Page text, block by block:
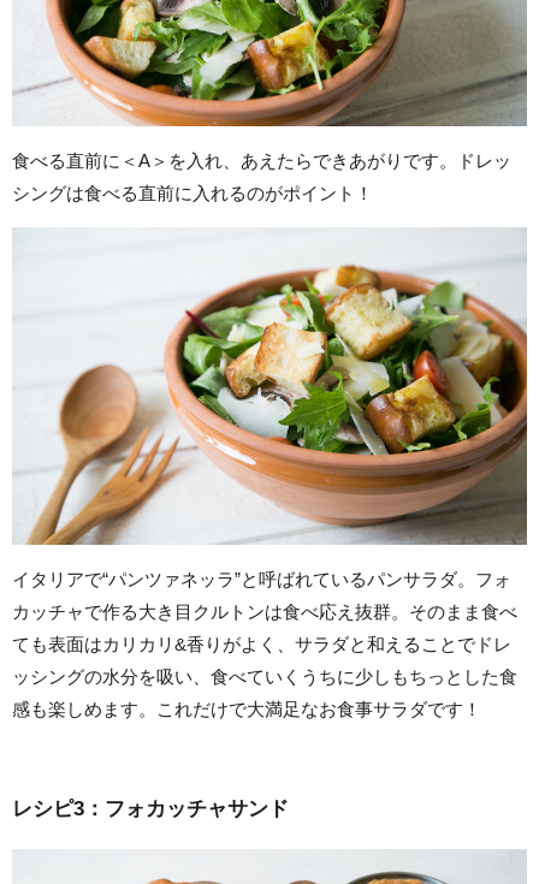
食べる直前に＜A＞を入れ、あえたらできあがりです。ドレッ
シングは食べる直前に入れるのがポイント！
イタリアで“パンツァネッラ”と呼ばれているパンサラダ。フォ
カッチャで作る大き目クルトンは食べ応え抜群。そのまま食べ
ても表面はカリカリ&香りがよく、サラダと和えることでドレ
ッシングの水分を吸い、食べていくうちに少しもちっとした食
感も楽しめます。これだけで大満足なお食事サラダです！
レシピ3：フォカッチャサンド